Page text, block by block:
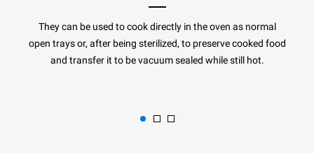
They can be used to cook directly in the oven as normal
open trays or, after being sterilized, to preserve cooked food
and transfer it to be vacuum sealed while still hot.